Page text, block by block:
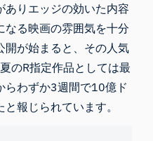
ありエッジの効いた内容
なる映画の雰囲気を十分
開が始まると、その人気
のR指定作品としては最
らわずか3週間で10億ド
報じられています。